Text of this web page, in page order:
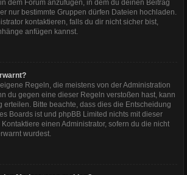
dem Forum anzufügen, in dem du deinen Beitrag
nur bestimmte Gruppen dürfen Dateien hochladen.
kontaktieren, falls du dir nicht sicher bist,
anfügen kannst.
Regeln, die meistens von der Administration
du gegen eine dieser Regeln verstoßen hast, kann
erteilen. Bitte beachte, dass dies die Entscheidung
Boards ist und phpBB Limited nichts mit dieser
einen Administrator, sofern du die nicht
wurdest.